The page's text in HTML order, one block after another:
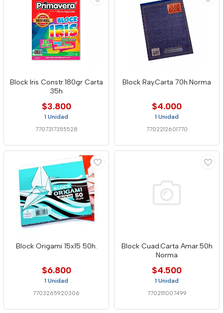
Block Iris Constr.180gr Carta
35h
$3.800
1 Unidad
7707317355528
Block Ray.Carta 70h.Norma
$4.000
1 Unidad
7702212601770
Block Origami 15x15 50h.
$6.800
1 Unidad
7703265920306
Block Cuad.Carta Amar.50h
Norma
$4.500
1 Unidad
7702111007499